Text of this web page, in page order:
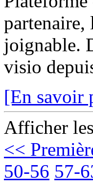
partenaire,
joignable.
visio
[En savoir
Afficher
<<
50-56 57-